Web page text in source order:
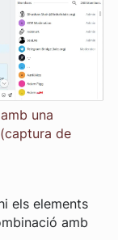
una
de
els elements
amb